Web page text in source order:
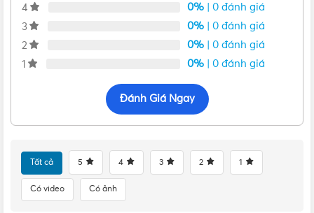
TPHCM
Vật Tư 365
là Nhà phân phối thiết bị điện nước dân
dụng và công nghiệp tại TP.HCM từ các thương hiệu uy
tín như Panasonic, Nanoco, MPE, Schneider, Sino
Cam kết sản phẩm chính hãng, mức giá tốt,
hỗ trợ giao hàng nhanh ở các tỉnh đáp cùng nhiều
chương trình hấp dẫn ứng nhu cầu của khách hàng.
4
0% | 0 đánh giá
3
0% | 0 đánh giá
2
0% | 0 đánh giá
1
0% | 0 đánh giá
Đánh Giá Ngay
Tất cả 5 4 3 2 1
Có video Có ảnh